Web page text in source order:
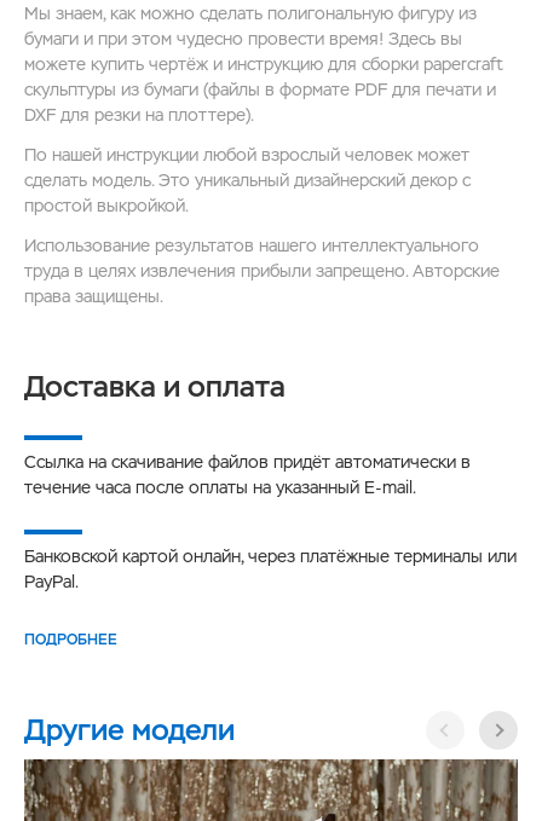
Мы знаем, как можно сделать полигональную фигуру из
бумаги и при этом чудесно провести время! Здесь вы
можете купить чертёж и инструкцию для сборки papercraft
скульптуры из бумаги (файлы в формате PDF для печати и
DXF для резки на плоттере).
По нашей инструкции любой взрослый человек может
сделать модель. Это уникальный дизайнерский декор с
простой выкройкой.
Использование результатов нашего интеллектуального
труда в целях извлечения прибыли запрещено. Авторские
права защищены.
Доставка и оплата
Ссылка на скачивание файлов придёт автоматически в
течение часа после оплаты на указанный E-mail.
Банковской картой онлайн, через платёжные терминалы или
PayPal.
ПОДРОБНЕЕ
Другие модели